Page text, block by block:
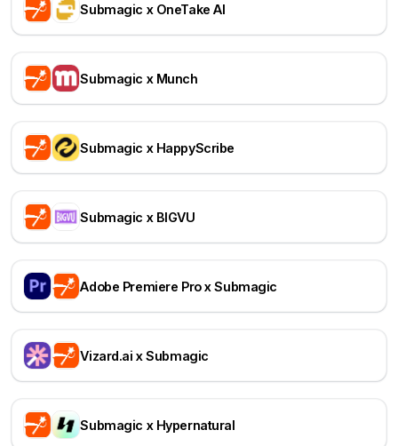
Submagic x OneTake AI
Submagic x Munch
Submagic x HappyScribe
Submagic x BIGVU
Adobe Premiere Pro x Submagic
Vizard.ai x Submagic
Submagic x Hypernatural